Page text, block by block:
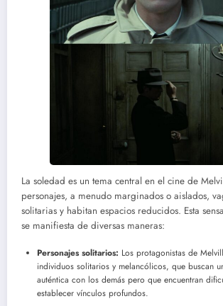
La soledad es un tema central en el cine de
personajes, a menudo marginados o aislados,
solitarias y habitan espacios reducidos. Esta
se manifiesta de diversas maneras:
Personajes solitarios: Los protagonistas de
individuos solitarios y melancólicos, que buscan
auténtica con los demás pero que encuentran
establecer vínculos profundos.